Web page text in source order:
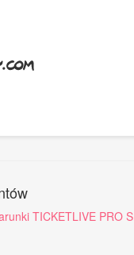
TICKETLIVE PRO